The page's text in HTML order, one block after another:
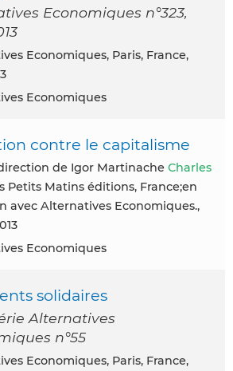
Economiques n°323,
Economiques
contre le capitalisme
direction de Igor Martinache Charles
Petits Matins éditions, France;en
avec Alternatives Economiques.,
Economiques
solidaires
Alternatives
n°55